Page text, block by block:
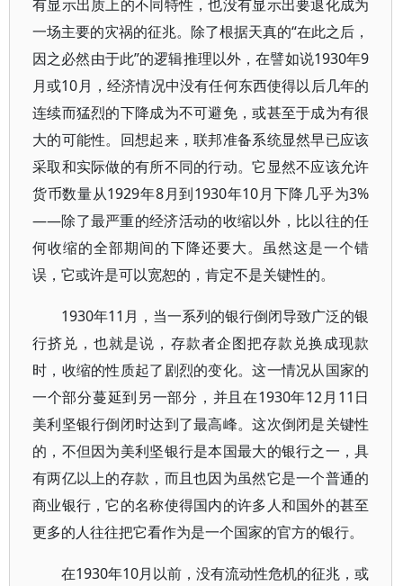
有显示出质上的不同特性，也没有显示出要退化成为
一场主要的灾祸的征兆。除了根据天真的“在此之后，
因之必然由于此”的逻辑推理以外，在譬如说1930年9
月或10月，经济情况中没有任何东西使得以后几年的
连续而猛烈的下降成为不可避免，或甚至于成为有很
大的可能性。回想起来，联邦准备系统显然早已应该
采取和实际做的有所不同的行动。它显然不应该允许
货币数量从1929年8月到1930年10月下降几乎为3%
——除了最严重的经济活动的收缩以外，比以往的任
何收缩的全部期间的下降还要大。虽然这是一个错
误，它或许是可以宽恕的，肯定不是关键性的。
1930年11月，当一系列的银行倒闭导致广泛的银
行挤兑，也就是说，存款者企图把存款兑换成现款
时，收缩的性质起了剧烈的变化。这一情况从国家的
一个部分蔓延到另一部分，并且在1930年12月11日
美利坚银行倒闭时达到了最高峰。这次倒闭是关键性
的，不但因为美利坚银行是本国最大的银行之一，具
有两亿以上的存款，而且也因为虽然它是一个普通的
商业银行，它的名称使得国内的许多人和国外的甚至
更多的人往往把它看作为是一个国家的官方的银行。
在1930年10月以前，没有流动性危机的征兆，或